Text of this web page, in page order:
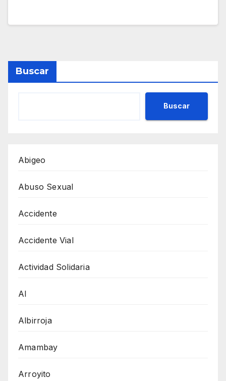
Buscar
Buscar
Abigeo
Abuso Sexual
Accidente
Accidente Vial
Actividad Solidaria
AI
Albirroja
Amambay
Arroyito